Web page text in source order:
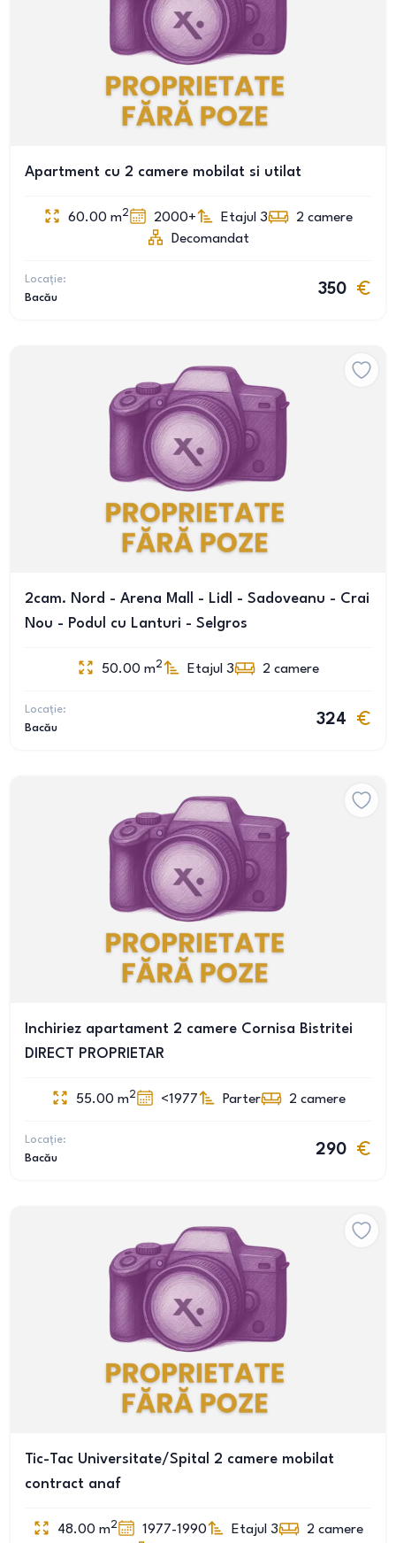
Apartment cu 2 camere mobilat si utilat
60.00 m2 2000+ Etajul 3 2 camere
Decomandat
Locație:
Bacău
350
2cam. Nord - Arena Mall - Lidl - Sadoveanu - Crai
Nou - Podul cu Lanturi - Selgros
50.00 m2 Etajul 3 2 camere
Locație:
Bacău
324
Inchiriez apartament 2 camere Cornisa Bistritei
DIRECT PROPRIETAR
55.00 m2 <1977 Parter 2 camere
Locație:
Bacău
290
Tic-Tac Universitate/Spital 2 camere mobilat
contract anaf
48.00 m2 1977-1990 Etajul 3 2 camere